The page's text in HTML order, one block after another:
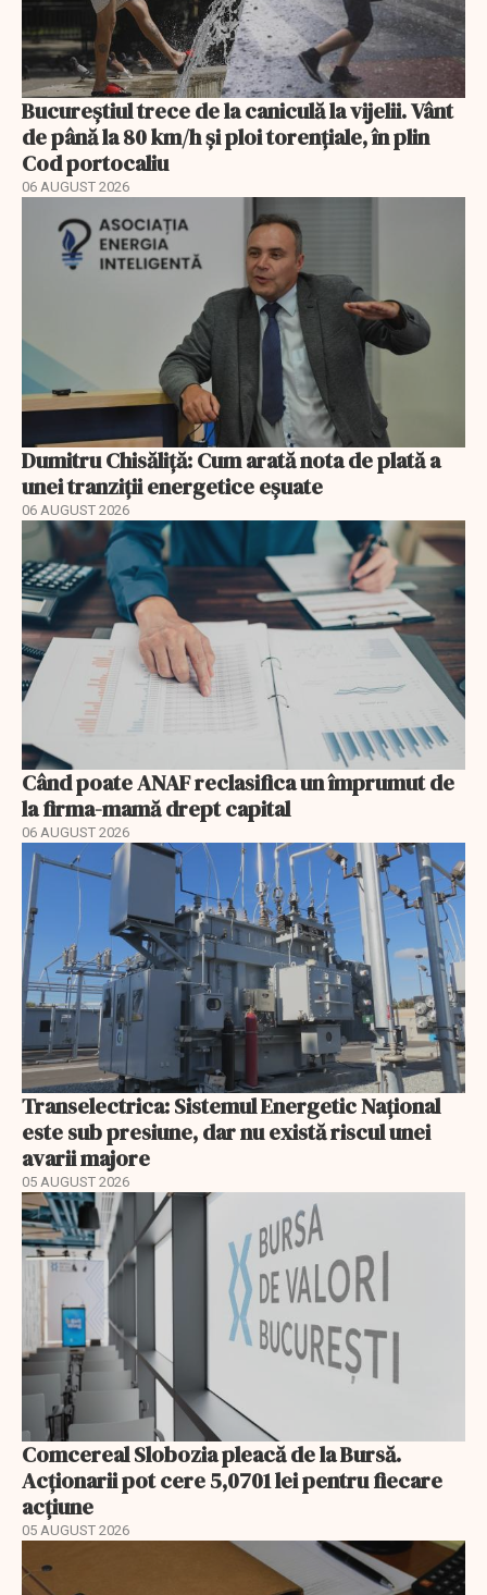
Bucureștiul trece de la caniculă la vijelii. Vânt
de până la 80 km/h și ploi torențiale, în plin
Cod portocaliu
06 AUGUST 2026
Dumitru Chisăliță: Cum arată nota de plată a
unei tranziții energetice eșuate
06 AUGUST 2026
Când poate ANAF reclasifica un împrumut de
la firma-mamă drept capital
06 AUGUST 2026
Transelectrica: Sistemul Energetic Național
este sub presiune, dar nu există riscul unei
avarii majore
05 AUGUST 2026
Comcereal Slobozia pleacă de la Bursă.
Acționarii pot cere 5,0701 lei pentru fiecare
acțiune
05 AUGUST 2026